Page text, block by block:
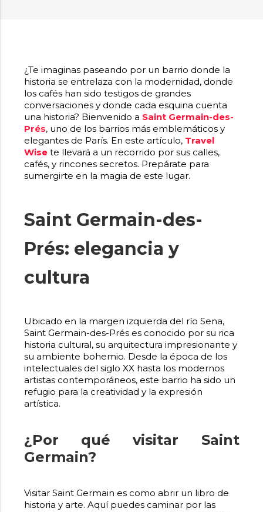
¿Te imaginas paseando por un barrio donde la
historia se entrelaza con la modernidad, donde
los cafés han sido testigos de grandes
conversaciones y donde cada esquina cuenta
una historia? Bienvenido a Saint Germain-des-
Prés, uno de los barrios más emblemáticos y
elegantes de París. En este artículo, Travel
Wisete llevará a un recorrido por sus calles,
cafés, y rincones secretos. Prepárate para
sumergirte en la magia de este lugar.
Saint Germain-des-
Prés: elegancia y
cultura
Ubicado en la margen izquierda del río Sena,
Saint Germain-des-Prés es conocido por su rica
historia cultural, su arquitectura impresionante y
su ambiente bohemio. Desde la época de los
intelectuales del siglo XX hasta los modernos
artistas contemporáneos, este barrio ha sido un
refugio para la creatividad y la expresión
artística.
¿Por qué visitar Saint
Germain?
Visitar Saint Germain es como abrir un libro de
historia y arte. Aquí puedes caminar por las